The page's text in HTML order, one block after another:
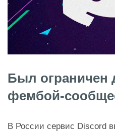
Был ограничен
фембой-
В России сервис Discord